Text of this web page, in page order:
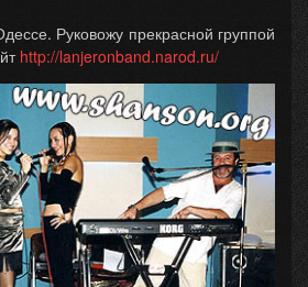
Руковожу прекрасной группой
http://lanjeronband.narod.ru/